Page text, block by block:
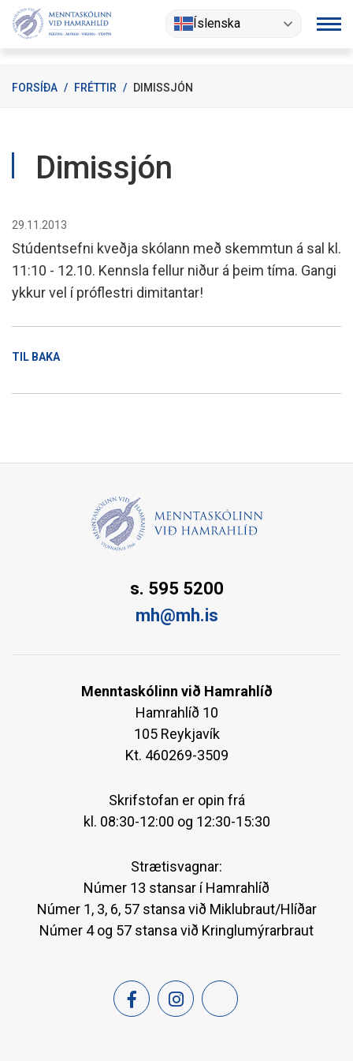
Fara
Íslenska
FORSÍÐA / FRÉTTIR / DIMISSJÓN
Dimissjón
29.11.2013
Stúdentsefni kveðja skólann með skemmtun á sal kl.
11:10 - 12.10. Kennsla fellur niður á þeim tíma. Gangi
ykkur vel í próflestri dimitantar!
TIL BAKA
s. 595 5200
mh@mh.is
Menntaskólinn við Hamrahlíð
Hamrahlíð 10
105 Reykjavík
Kt. 460269-3509
Skrifstofan er opin frá
kl. 08:30-12:00 og 12:30-15:30
Strætisvagnar:
Númer 13 stansar í Hamrahlíð
Númer 1, 3, 6, 57 stansa við Miklubraut/Hlíðar
Númer 4 og 57 stansa við Kringlumýrarbraut